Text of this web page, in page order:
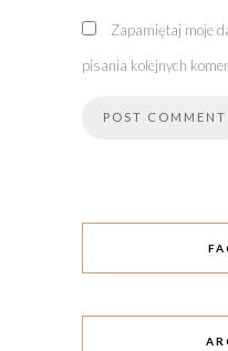
Zapamiętaj moje
pisania kolejnych